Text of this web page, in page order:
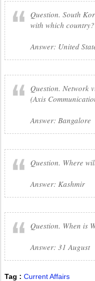
Question. South
with which country?
Answer: United
Question. Network
(Axis
Answer: Bangalore
Question. Where
Answer: Kashmir
Question. When is
Answer: 31 August
Tag : Current Affairs